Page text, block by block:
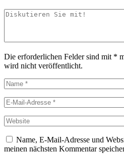
Die erforderlichen Felder sind mit *
wird nicht veröffentlicht.
Name, E-Mail-Adresse und
meinen nächsten Kommentar